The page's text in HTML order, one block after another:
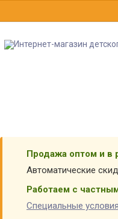
Продажа оптом и в
Автоматические
Работаем с
Специальные